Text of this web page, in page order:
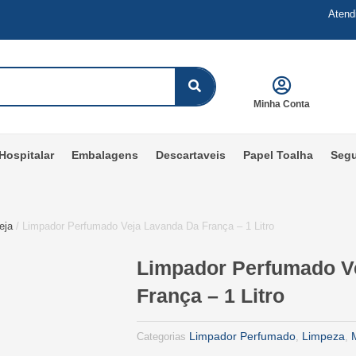
Minha Conta
Embalagens Descartaveis Papel Toalha
/ Limpador Perfumado Veja Lavanda Da França – 1 Litro
Limpador Perfumado
França – 1 Litro
Categorias Limpador Perfumado, Limpeza,